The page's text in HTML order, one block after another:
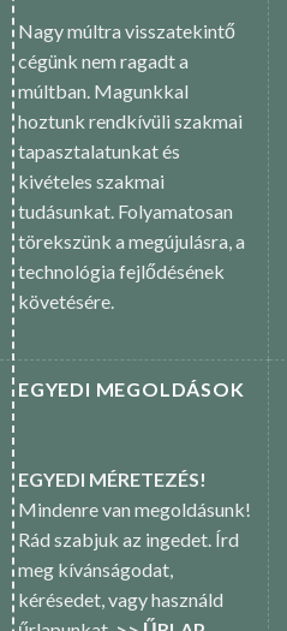
Nagy múltra visszatekintő
cégünk nem ragadt a
múltban. Magunkkal
hoztunk rendkívüli szakmai
tapasztalatunkat és
kivételes szakmai
tudásunkat. Folyamatosan
törekszünk a megújulásra, a
technológia fejlődésének
követésére.
EGYEDI MEGOLDÁSOK
EGYEDI MÉRETEZÉS!
Mindenre van megoldásunk!
Rád szabjuk az ingedet. Írd
meg kívánságodat,
kérésedet, vagy használd